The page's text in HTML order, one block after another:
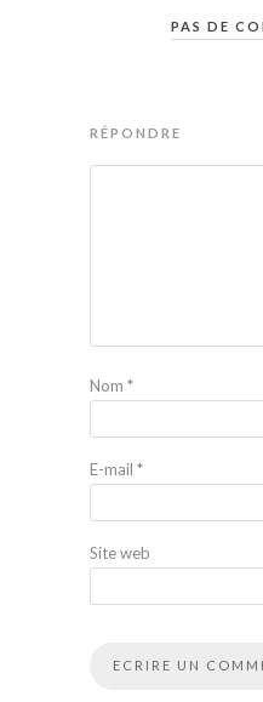
PAS DE
RÉPONDRE
Nom *
E-mail *
Site web